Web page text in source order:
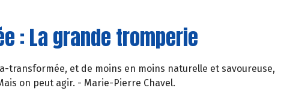
: La grande tromperie
et de moins en moins naturelle et savoureuse,
on peut agir. - Marie-Pierre Chavel.